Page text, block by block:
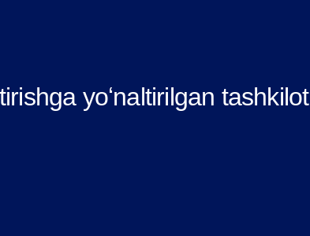
yoʻnaltirilgan tashkilot